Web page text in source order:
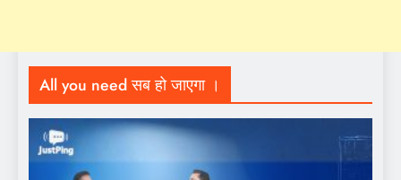
All you need सब हो जाएगा ।